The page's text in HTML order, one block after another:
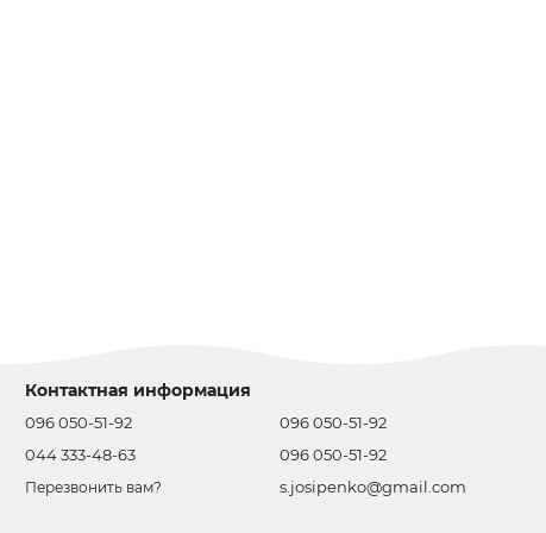
Контактная информация
096 050-51-92
044 333-48-63
Перезвонить вам?
096 050-51-92
096 050-51-92
s.josipenko@gmail.com